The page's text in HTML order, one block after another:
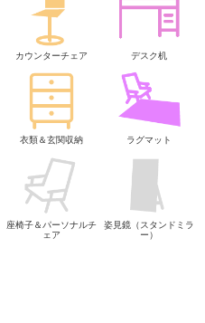
カウンターチェア デスク机
衣類＆玄関収納 ラグマット
座椅子＆パーソナルチ
ェア
姿見鏡（スタンドミラ
ー）